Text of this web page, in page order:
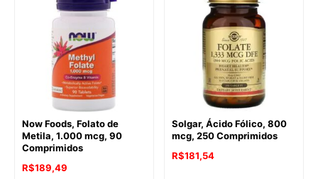
Now Foods, Folato de
Metila, 1.000 mcg, 90
Comprimidos
R$189,49
Solgar, Ácido Fólico, 800
mcg, 250 Comprimidos
R$181,54